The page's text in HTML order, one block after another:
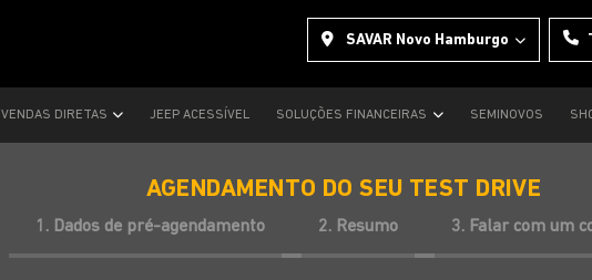
SAVAR Novo Hamburgo
VENDAS DIRETAS JEEP ACESSÍVEL SOLUÇÕES FINANCEIRAS SEMINOVOS
AGENDAMENTO DO SEU TEST DRIVE
1. Dados de pré-agendamento 2. Resumo 3. Falar com um